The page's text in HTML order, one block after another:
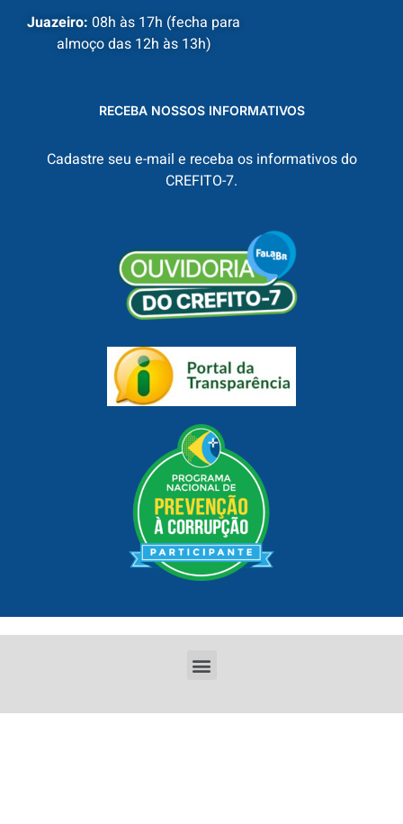
Juazeiro: 08h às 17h (fecha para
almoço das 12h às 13h)
RECEBA NOSSOS INFORMATIVOS
Cadastre seu e-mail e receba os informativos do
CREFITO-7.